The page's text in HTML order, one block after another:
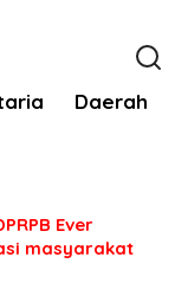
Daerah
Ever
masyarakat